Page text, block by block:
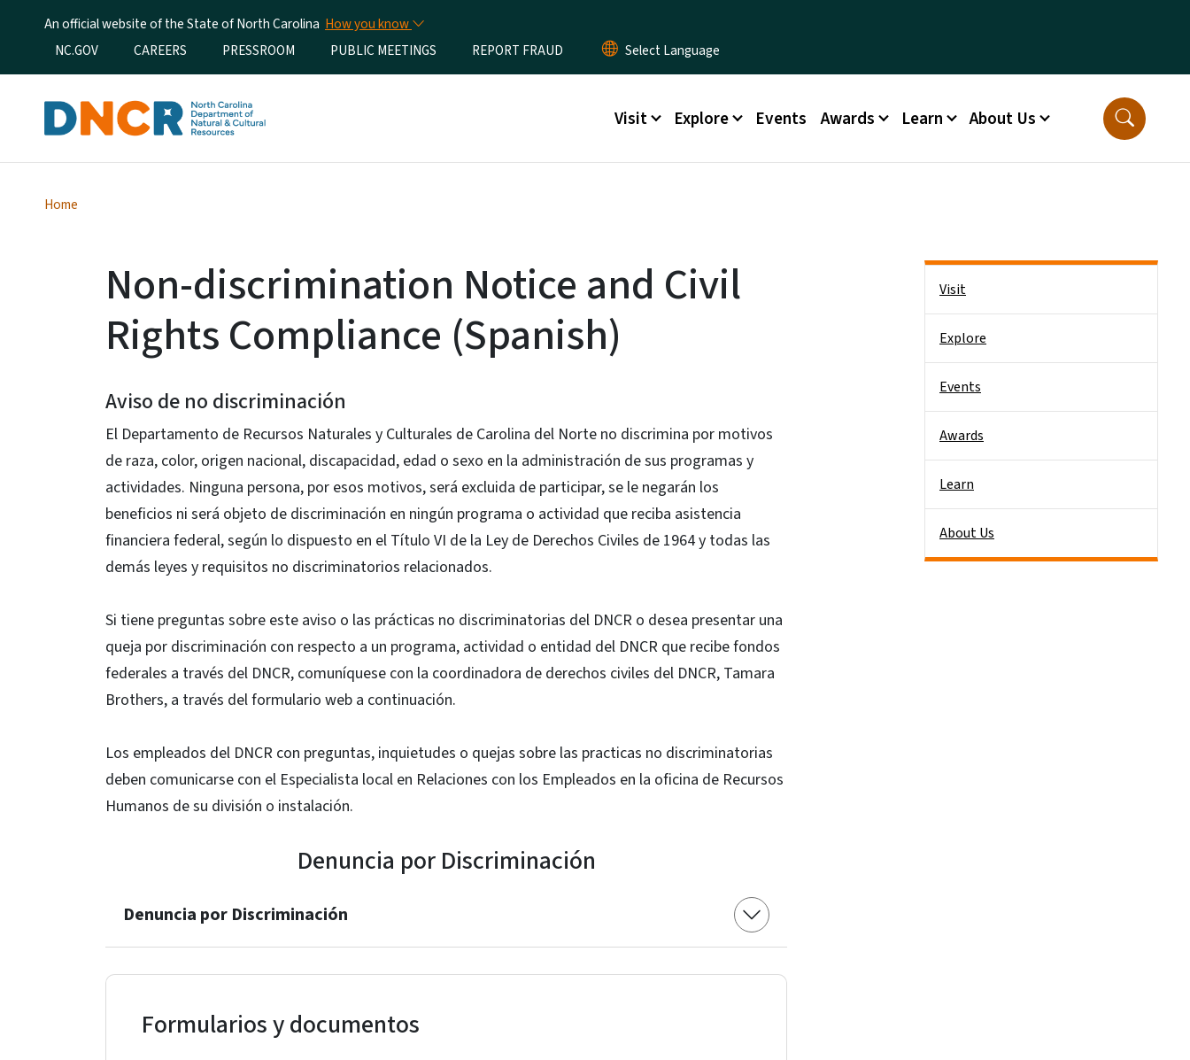
An official website of the State of North Carolina How you know
Utility Menu
NC.GOV CAREERS PRESSROOM PUBLIC MEETINGS REPORT FRAUD
Main menu
Visit Explore Events Awards Learn About Us
Home
Non-discrimination Notice and Civil
Rights Compliance (Spanish)
Aviso de no discriminación
El Departamento de Recursos Naturales y Culturales de Carolina del Norte no discrimina por motivos
de raza, color, origen nacional, discapacidad, edad o sexo en la administración de sus programas y
actividades. Ninguna persona, por esos motivos, será excluida de participar, se le negarán los
beneficios ni será objeto de discriminación en ningún programa o actividad que reciba asistencia
financiera federal, según lo dispuesto en el Título VI de la Ley de Derechos Civiles de 1964 y todas las
demás leyes y requisitos no discriminatorios relacionados.
Si tiene preguntas sobre este aviso o las prácticas no discriminatorias del DNCR o desea presentar una
queja por discriminación con respecto a un programa, actividad o entidad del DNCR que recibe fondos
federales a través del DNCR, comuníquese con la coordinadora de derechos civiles del DNCR, Tamara
Brothers, a través del formulario web a continuación.
Los empleados del DNCR con preguntas, inquietudes o quejas sobre las practicas no discriminatorias
deben comunicarse con el Especialista local en Relaciones con los Empleados en la oficina de Recursos
Humanos de su división o instalación.
Denuncia por Discriminación
Denuncia por Discriminación
Formularios y documentos
Visit
Explore
Events
Awards
Learn
About Us